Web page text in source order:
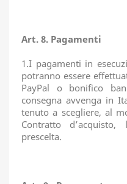
Art. 8. Pagamenti
1.I pagamenti in
potranno essere
PayPal o bonifico
consegna avvenga in
tenuto a scegliere, al
Contratto
prescelta.